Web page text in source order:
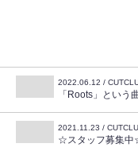
2022.06.12 /
「Roots」という
2021.11.23 /
☆スタッフ募集